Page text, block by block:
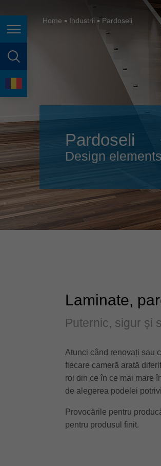
căutare în pagină
Limbă
Home Industrii Pardoseli
Pardoseli
Design
Laminate,
Puternic, sigur și
Atunci când renovați sau
fiecare cameră arată
rol din ce în ce mai mare
de alegerea podelei
Provocările pentru
pentru produsul finit.